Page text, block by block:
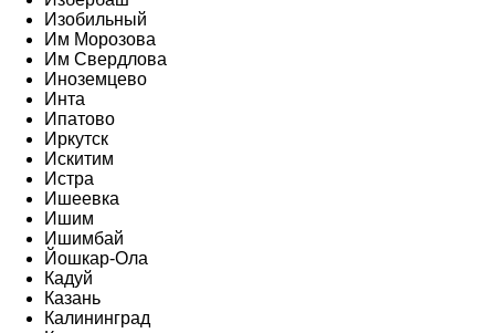
Изобильный
Им Морозова
Им Свердлова
Иноземцево
Инта
Ипатово
Иркутск
Искитим
Истра
Ишеевка
Ишим
Ишимбай
Йошкар-Ола
Кадуй
Казань
Калининград